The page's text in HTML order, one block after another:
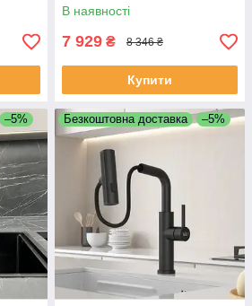
В наявності
7 929 ₴ 8 346 ₴
Купити
–5% Безкоштовна доставка –5%